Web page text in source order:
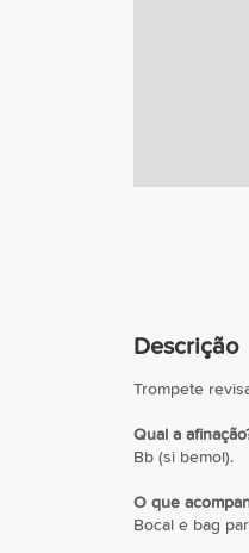
Descrição
Trompete
Qual a
Bb (si bemol).
O que
Bocal e bag